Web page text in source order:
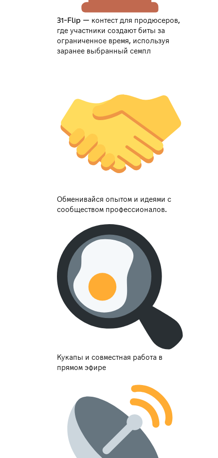
31-Flip — контест для продюсеров,
где участники создают биты за
ограниченное время, используя
заранее выбранный семпл
Обменивайся опытом и идеями с
сообществом профессионалов.
Кукапы и совместная работа в
прямом эфире